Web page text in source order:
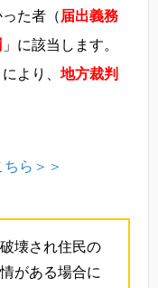
た者（ 届出義務
」に該当します。
より、 地方裁判
ちら＞＞
壊され住民の
がある場合に